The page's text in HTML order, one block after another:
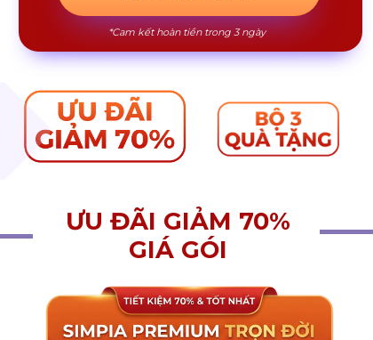
*Cam kết hoàn tiền trong 3 ngày
ƯU ĐÃI GIẢM 70%
GIÁ GÓI